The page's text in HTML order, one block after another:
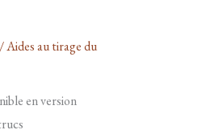
/Aides au tirage du
en version